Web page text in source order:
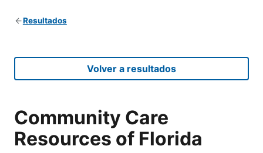
Resultados
Volver a resultados
Community Care
Resources of Florida